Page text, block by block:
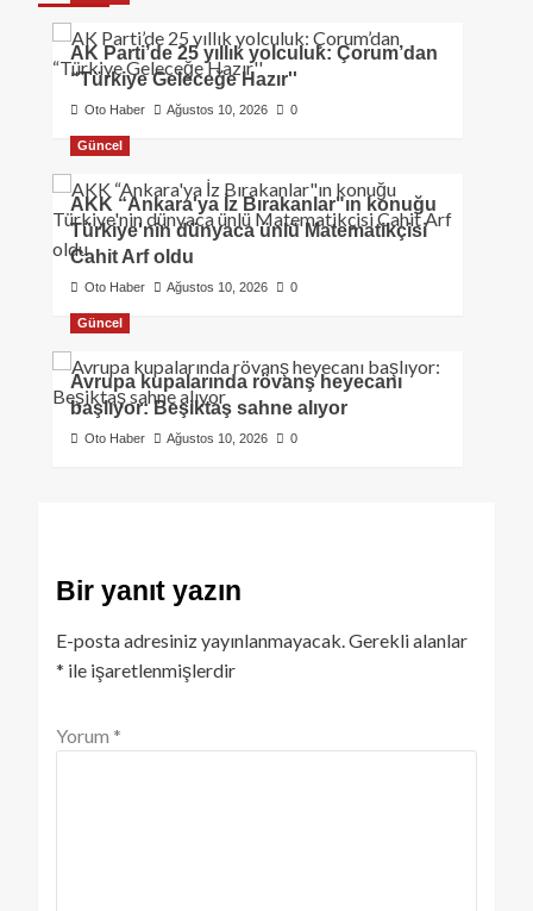
AK Parti’de 25 yıllık yolculuk: Çorum’dan
“Türkiye Geleceğe Hazır''
Oto Haber Ağustos 10, 2026 0
Güncel
AKK “Ankara'ya İz Bırakanlar"ın konuğu
Türkiye'nin dünyaca ünlü Matematikçisi
Cahit Arf oldu
Oto Haber Ağustos 10, 2026 0
Güncel
Avrupa kupalarında rövanş heyecanı
başlıyor: Beşiktaş sahne alıyor
Oto Haber Ağustos 10, 2026 0
Bir yanıt yazın
E-posta adresiniz yayınlanmayacak.Gerekli alanlar
* ile işaretlenmişlerdir
Yorum *